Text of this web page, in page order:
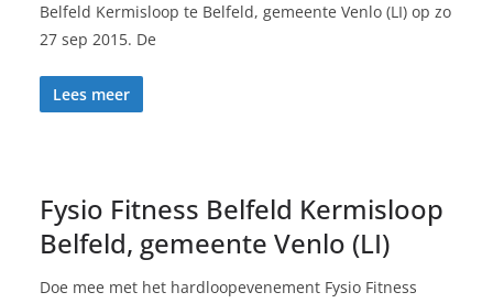
Belfeld Kermisloop te Belfeld, gemeente Venlo (LI) op zo
27 sep 2015. De
Lees meer
Fysio Fitness Belfeld Kermisloop
Belfeld, gemeente Venlo (LI)
Doe mee met het hardloopevenement Fysio Fitness